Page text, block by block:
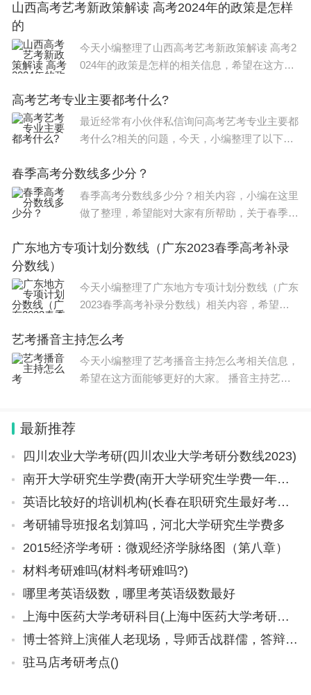
试、统考初选等方式严格控制现场校考人数，原
年起，不
山西高考艺考新政策解读 高考2024年的政策是怎样
的
今天小编整理了山西高考艺考新政策解读 高考2
024年的政策是怎样的相关信息，希望在这方面
读如下： 一、统考加强，校考减少：艺术类专
业考试分为省
高考艺考专业主要都考什么?
最近经常有小伙伴私信询问高考艺考专业主要都
考什么?相关的问题，今天，小编整理了以下内
新政策进行了大规模改革。 2024年的艺考改
革，从考试形式
春季高考分数线多少分？
春季高考分数线多少分？相关内容，小编在这里
做了整理，希望能对大家有所帮助，关于春季高
023山东春季高考各院校录取分数线如下： 1、
广东地方专项计划分数线（广东2023春季高考补录
分数线）
今天小编整理了广东地方专项计划分数线（广东
2023春季高考补录分数线）相关内容，希望能
高考专科分数线介绍如下： 普通类（历史）：
总分180分。 普通类（
艺考播音主持怎么考
今天小编整理了艺考播音主持怎么考相关信息，
希望在这方面能够更好的大家。 播音主持艺考
最新推荐
四川农业大学考研(四川农业大学考研分数线2023)
南开大学研究生学费(南开大学研究生学费一年多少钱)
英语比较好的培训机构(长春在职研究生最好考的学校)
考研辅导班报名划算吗，河北大学研究生学费多
2015经济学考研：微观经济学脉络图（第八章）
材料考研难吗(材料考研难吗?)
哪里考英语级数，哪里考英语级数最好
上海中医药大学考研科目(上海中医药大学考研科目有哪些)
博士答辩上演催人老现场，导师舌战群儒，答辩后学生比老师还沧桑
驻马店考研考点()